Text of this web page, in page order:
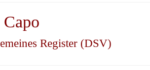
Register (DSV)